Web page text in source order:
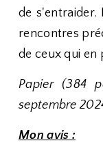
de s'entraider.
rencontres
de ceux qui en
Papier (384
septembre
Mon avis :